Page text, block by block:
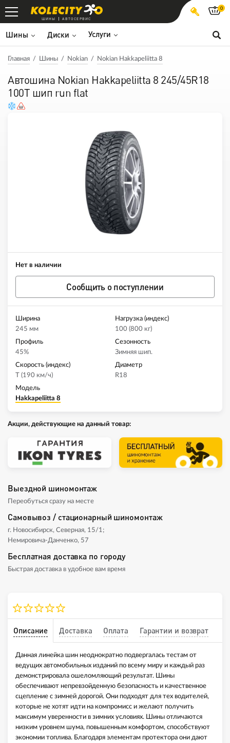
ШИНЫ АВТОСЕРВИС
Шины Диски Услуги
0
Главная Шины Nokian Nokian Hakkapeliitta 8
Автошина Nokian Hakkapeliitta 8 245/45R18
100T шип run flat
Нет в наличии
Сообщить о поступлении
Ширина
245 мм
Нагрузка (индекс)
100 (800 кг)
Профиль
45%
Сезонность
Зимняя шип.
Скорость (индекс)
T (190 км/ч)
Диаметр
R18
Модель
Hakkapeliitta 8
Акции, действующие на данный товар:
Выездной шиномонтаж
Переобуться сразу на месте
Самовывоз / стационарный шиномонтаж
г. Новосибирск, Северная, 15/1;
Немировича-Данченко, 57
Бесплатная доставка по городу
Быстрая доставка в удобное вам время
Описание Доставка Оплата Гарантии и возврат
Данная линейка шин неоднократно подвергалась тестам от
ведущих автомобильных изданий по всему миру и каждый раз
демонстрировала ошеломляющий результат. Шины
обеспечивают непревзойденную безопасность и качественное
сцепление с зимней дорогой. Они подходят для тех водителей,
которые не хотят идти на компромисс и желают получить
максимум уверенности в зимних условиях. Шины отличаются
низким уровнем шума, повышенным комфортом, способствуют
экономии топлива. Благодаря элементам протектора они дают